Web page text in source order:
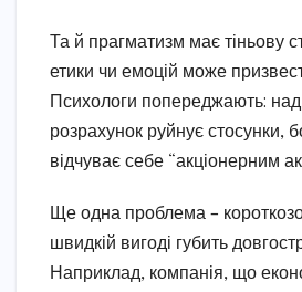
Та й прагматизм має тіньову
етики чи емоцій може
Психологи попереджають:
розрахунок руйнує стосунки,
відчуває себе “акціонерним
Ще одна проблема –
швидкій вигоді губить
Наприклад, компанія, що